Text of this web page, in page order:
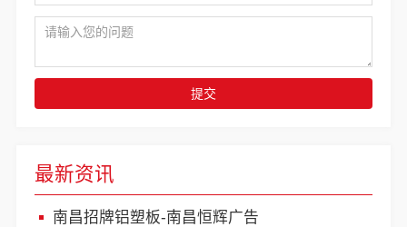
最新资讯
南昌招牌铝塑板-南昌恒辉广告
提交